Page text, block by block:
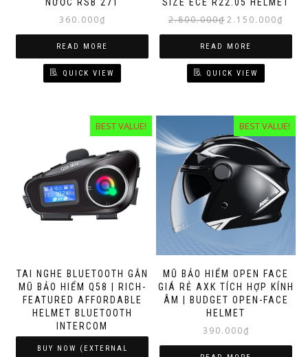
360.000₫
READ MORE
QUICK VIEW
2.800.000₫ Original
was:
2.800.000₫.
2.150.000₫
READ MORE
QUICK VIEW
BEST VALUE!
TAI NGHE BLUETOOTH GẮN
MŨ BẢO HIỂM Q58 | RICH-
FEATURED AFFORDABLE
HELMET BLUETOOTH
INTERCOM
BUY NOW (EXTERNAL
BEST VALUE!
MŨ BẢO HIỂM OPEN FACE
GIÁ RẺ AXK TÍCH HỢP KÍNH
ÂM | BUDGET OPEN-FACE
HELMET
390.000₫